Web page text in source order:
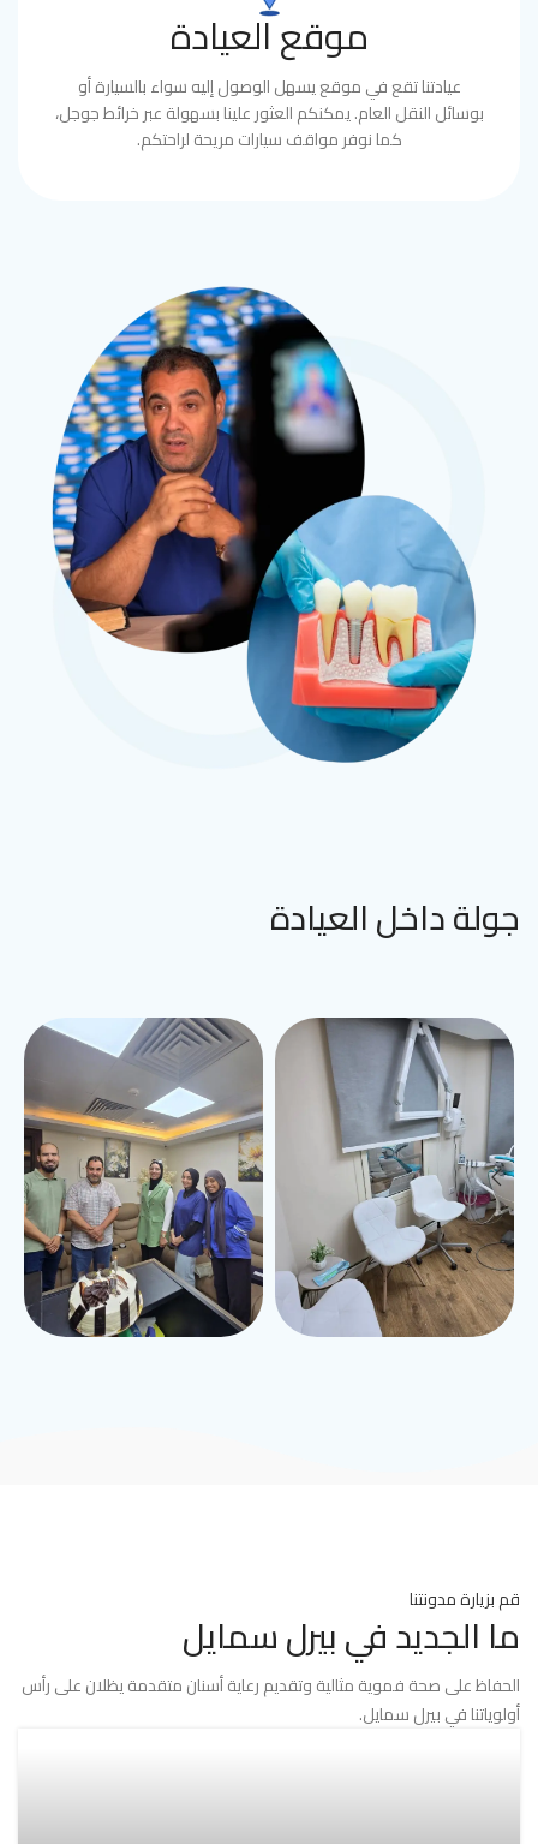
موقع العيادة
عيادتنا تقع في موقع يسهل الوصول إليه سواء بالسيارة أو
بوسائل النقل العام. يمكنكم العثور علينا بسهولة عبر خرائط جوجل،
كما نوفر مواقف سيارات مريحة لراحتكم.
جولة داخل العيادة
قم بزيارة مدونتنا
ما الجديد في بيرل سمايل
الحفاظ على صحة فموية مثالية وتقديم رعاية أسنان متقدمة يظلان على رأس
أولوياتنا في بيرل سمايل.